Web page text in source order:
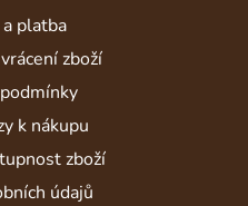
platba
zboží
k nákupu
zboží
údajů